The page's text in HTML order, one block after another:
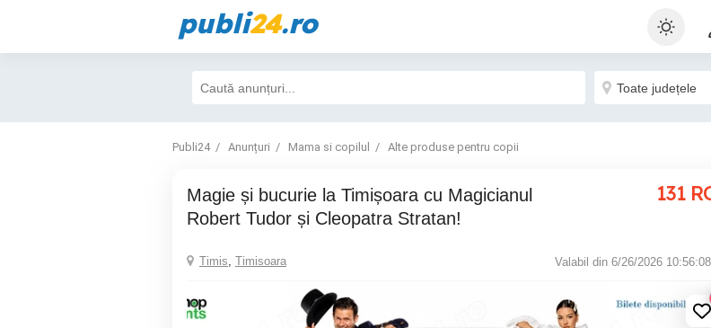
publi24.ro
Publi24 Anunțuri Mama si copilul Alte produse pentru copii
Magie și bucurie la Timișoara cu Magicianul
Robert Tudor și Cleopatra Stratan!
131
Timis, Timisoara Valabil din 6/26/2026